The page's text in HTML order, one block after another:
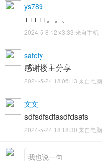
ys789
+++++。。。
2024-5-8 12:43:33 来自手机
safety
感谢楼主分享
2024-5-24 18:06:13 来自电脑
文文
sdfsdfsdfasdfdsafs
2024-5-24 18:18:30 来自电脑